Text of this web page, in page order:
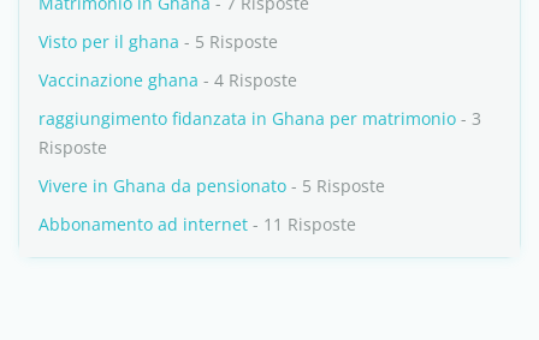
Visto per il ghana - 5 Risposte
Vaccinazione ghana - 4 Risposte
raggiungimento fidanzata in Ghana per matrimonio - 3
Risposte
Vivere in Ghana da pensionato - 5 Risposte
Abbonamento ad internet - 11 Risposte